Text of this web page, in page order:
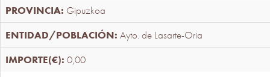
Gipuzkoa
Ayto. de Lasarte-Oria
0,00